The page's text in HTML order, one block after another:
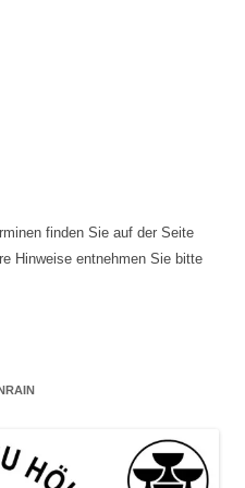
finden Sie auf der Seite
Hinweise entnehmen Sie bitte